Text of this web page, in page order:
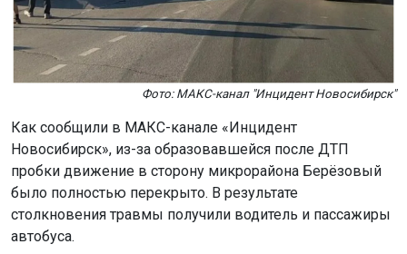
Фото: МАКС-канал "Инцидент Новосибирск"
Как сообщили в МАКС-канале «Инцидент
Новосибирск», из-за образовавшейся после ДТП
пробки движение в сторону микрорайона Берёзовый
было полностью перекрыто. В результате
столкновения травмы получили водитель и пассажиры
автобуса.